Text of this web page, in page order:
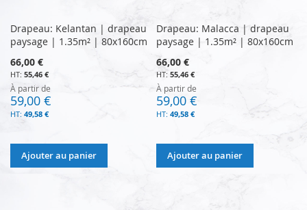
Drapeau: Kelantan | drapeau
paysage | 1.35m² | 80x160cm
66,00 €
55,46 €
À partir de
59,00 €
49,58 €
Ajouter au panier
Drapeau: Malacca | drapeau
paysage | 1.35m² | 80x160cm
66,00 €
55,46 €
À partir de
59,00 €
49,58 €
Ajouter au panier